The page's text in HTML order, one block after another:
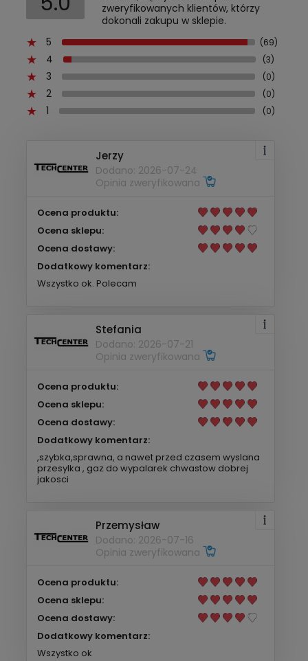
zweryfikowanych klientów, którzy
dokonali zakupu w sklepie.
5
(69)
4 (3)
3 (0)
2 (0)
1 (0)
Jerzy
Dodano: 2026-07-24
Opinia zweryfikowana
Ocena produktu:
Ocena sklepu:
Ocena dostawy:
Dodatkowy komentarz:
Wszystko ok. Polecam
Stefania
Dodano: 2026-07-21
Opinia zweryfikowana
Ocena produktu:
Ocena sklepu:
Ocena dostawy:
Dodatkowy komentarz:
,szybka,sprawna, a nawet przed czasem wyslana
przesylka , gaz do wypalarek chwastow dobrej
jakosci
Przemysław
Dodano: 2026-07-16
Opinia zweryfikowana
Ocena produktu:
Ocena sklepu:
Ocena dostawy:
Dodatkowy komentarz:
Wszystko ok